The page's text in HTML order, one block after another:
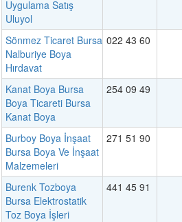
Uygulama Satış
Uluyol
Sönmez Ticaret Bursa
Nalburiye Boya
Hırdavat
022 43 60
Kanat Boya Bursa
Boya Ticareti Bursa
Kanat Boya
254 09 49
Burboy Boya İnşaat
Bursa Boya Ve İnşaat
Malzemeleri
271 51 90
Burenk Tozboya
Bursa Elektrostatik
Toz Boya İşleri
441 45 91